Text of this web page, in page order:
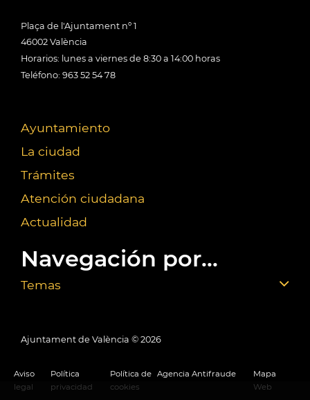
Plaça de l'Ajuntament nº 1
46002 València
Horarios: lunes a viernes de 8:30 a 14:00 horas
Teléfono: 963 52 54 78
Ayuntamiento
La ciudad
Trámites
Atención ciudadana
Actualidad
Navegación por...
Temas
Ajuntament de València © 2026
Aviso
legal
Política
privacidad
Política de
cookies
Agencia Antifraude
Mapa
Web